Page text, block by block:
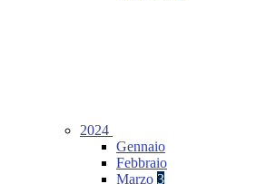
2024
Gennaio
Febbraio
Marzo 3